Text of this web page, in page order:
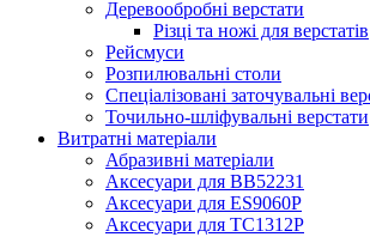
Деревообробні верстати
Різці та ножі для верстатів
Рейсмуси
Розпилювальні столи
Спеціалізовані заточувальні
Точильно-шліфувальні верстати
Витратні матеріали
Абразивні матеріали
Аксесуари для BB52231
Аксесуари для ES9060P
Аксесуари для TC1312P